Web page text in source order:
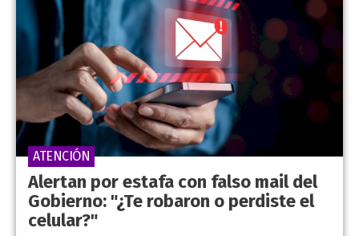
Alertan por estafa con falso mail del
Gobierno: "¿Te robaron o perdiste el
celular?"
ATENCIÓN